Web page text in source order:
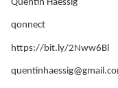
Quentin Haessig
qonnect
https://bit.ly/2Nww6Bl